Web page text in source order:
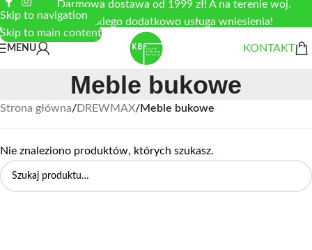
Skip to navigation
Skip to main content
Darmowa dostawa od 1999 zł! A na terenie woj.
łódzkiego dodatkowo usługa wniesienia!
MENU KONTAKT
Meble bukowe
Strona główna/DREWMAX/Meble bukowe
Nie znaleziono produktów, których szukasz.